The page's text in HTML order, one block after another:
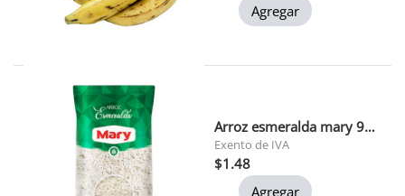
Agregar
Arroz esmeralda mary 900 gr
Exento de IVA
$1.48
Agregar